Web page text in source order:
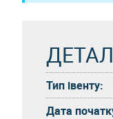
Тип івенту:
Дата